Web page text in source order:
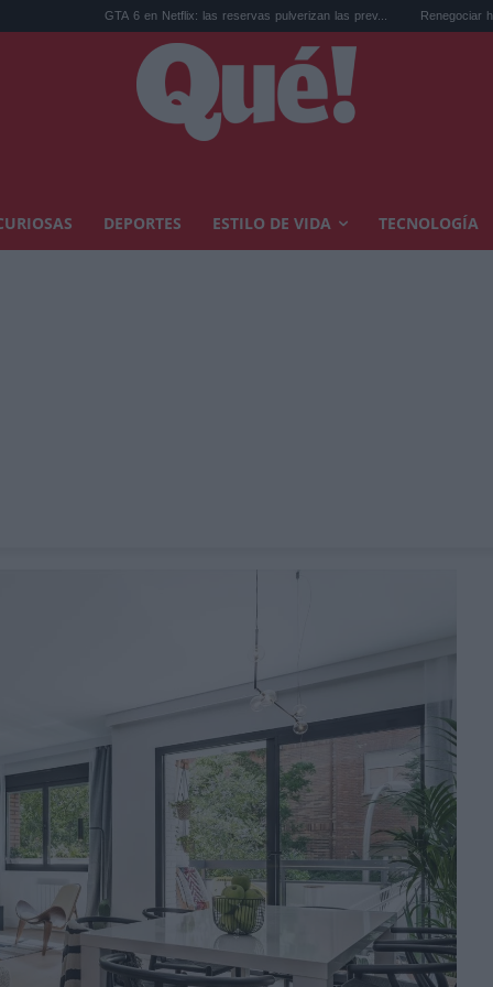
GTA 6 en Netflix: las reservas pulverizan las prev... Renegociar hipoteca euríbor
DEPORTES ESTILO DE VIDA TECNOLOGÍA